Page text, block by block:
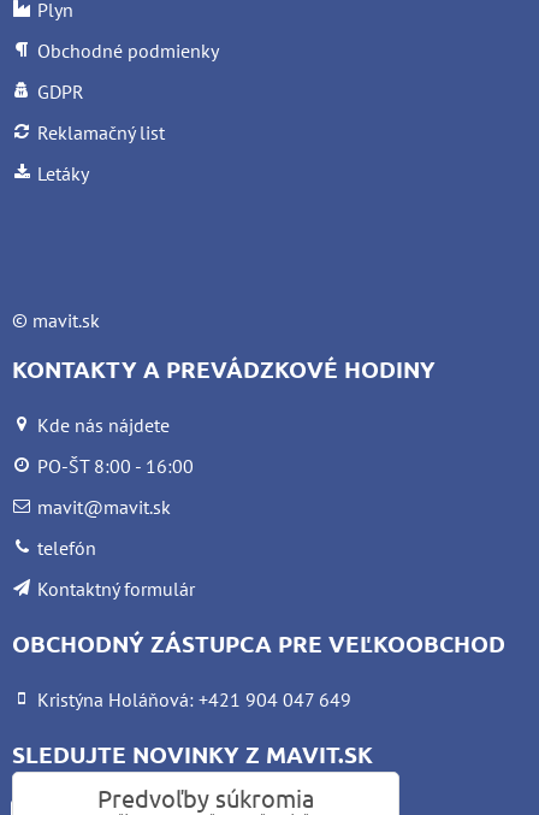
Plyn
Obchodné podmienky
GDPR
Reklamačný list
Letáky
© mavit.sk
KONTAKTY A PREVÁDZKOVÉ HODINY
Kde nás nájdete
PO-ŠT 8:00 - 16:00
mavit@mavit.sk
telefón
Kontaktný formulár
OBCHODNÝ ZÁSTUPCA PRE VEĽKOOBCHOD
Kristýna Holáňová: +421 904 047 649
SLEDUJTE NOVINKY Z MAVIT.SK
FacebookPredvoľby súkromia